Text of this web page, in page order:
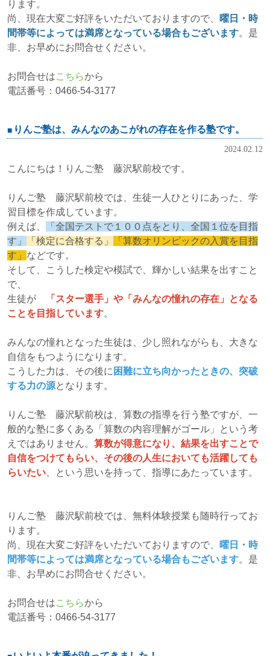
ります。
尚、現在大変ご好評をいただいておりますので、
曜日・時
間帯等によっては満席となっている場合もございます。是
非、お早めにお問合せください。
お問合せはこちらから
電話番号：0466-54-3177
りんご塾は、みんなのあこがれの存在を作る塾です。
2024.02.12
こんにちは！りんご塾 藤沢駅前校です。
りんご塾 藤沢駅前校では、生徒一人ひとりにあった、学
習目標を作成しています。
例えば、
「全国テストで１００点をとり、全国１位を目指
す」
「検定に合格する」
「算数オリンピックの入賞を目指
す」 などです。
そして、こうした検定や模試で、輝かしい結果を出すこと
で、
生徒が
「スター選手」や「みんなの憧れの存在」となる
ことを目指しています。
みんなの憧れとなった生徒は、少し照れながらも、大きな
自信をもつようになります。
こうした力は、その後に 困難に立ち向かったときの、突破
する力の源となります。
りんご塾 藤沢駅前校は、算数の指導を行う塾ですが、一
般的な塾に多くある「算数の内容理解がゴール」という考
えではありません。 算数が得意になり、結果を出すことで
自信をつけてもらい、その後の人生においても活躍しても
らいたい 、という思いを持って、指導にあたっています。
りんご塾 藤沢駅前校では、無料体験授業も随時行ってお
ります。
尚、現在大変ご好評をいただいておりますので、
曜日・時
間帯等によっては満席となっている場合もございます。是
非、お早めにお問合せください。
お問合せはこちらから
電話番号：0466-54-3177